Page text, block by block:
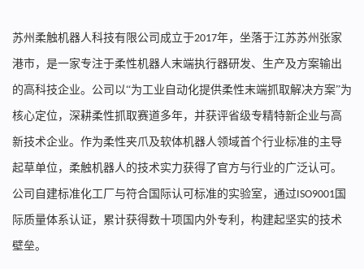
苏州柔触机器人科技有限公司成立于2017年，坐落于江苏苏州张家
港市，是一家专注于柔性机器人末端执行器研发、生产及方案输出
的高科技企业。公司以“为工业自动化提供柔性末端抓取解决方案”为
核心定位，深耕柔性抓取赛道多年，并获评省级专精特新企业与高
新技术企业。作为柔性夹爪及软体机器人领域首个行业标准的主导
起草单位，柔触机器人的技术实力获得了官方与行业的广泛认可。
公司自建标准化工厂与符合国际认可标准的实验室，通过ISO9001 国
际质量体系认证，累计获得数十项国内外专利，构建起坚实的技术
壁垒。